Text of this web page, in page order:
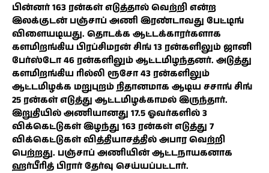
பின்னர் 163 ரன்கள் எடுத்தால் வெற்றி என்ற
இலக்குடன் பஞ்சாப் அணி இரண்டாவது பேட்டிங்
விளையடியது. தொடக்க ஆட்டக்காரர்களாக
களமிறங்கிய பிரப்சிமரன் சிங் 13 ரன்களிலும் ஜானி
பேர்ஸ்டோ 46 ரன்களிலும் ஆட்டமிழந்தனர். அடுத்து
களமிறங்கிய ரில்லி ரூசோ 43 ரன்களிலும்
ஆட்டமிழக்க மறுபுறம் நிதானமாக ஆடிய சசாங் சிங்
25 ரன்கள் எடுத்து ஆட்டமிழக்காமல் இருந்தார்.
இறுதியில் அணியானது 17.5 ஓவர்களில் 3
விக்கெட்டுகள் இழந்து 163 ரன்கள் எடுத்து 7
விக்கெட்டுகள் வித்தியாசத்தில் அபார வெற்றி
பெற்றது. பஞ்சாப் அணியின் ஆட்டநாயகனாக
ஹர்பீரித் பிரார் தேர்வு செய்யப்பட்டார்.